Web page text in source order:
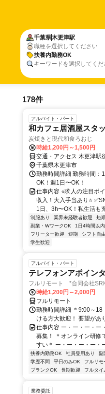
千葉県木更津駅
職種を選択してください
扶養内勤務OK
キーワードを選択してくだ
178件
アルバイト・パート
和カフェ居酒屋スタ
炭焼きと現代和食ろおじ
時給1,200円～1,500円
交通・アクセス 木更津駅
千葉県木更津市
勤務時間詳細 勤務時間：
OK！週1日〜OK！
仕事内容 ⭐求人の注目ポ
収入！大入手当あり⭐
1日、3h〜OK！私生活も
制服あり 業界未経験者歓迎 短
副業・WワークOK
1日4時間以
フリーター歓迎
短期 シフト自由
学生歓迎
アルバイト・パート
テレフォンアポイン
フルリモート *合同会社
時給1,200円～2,000円
フルリモート
勤務時間詳細 ＊9:00～18
ける方大歓迎！ 要望があ
仕事内容 ー・ー・ー・ー
募集！ ＊オンライン研修
すい＊ ー・ー・ー・ー・
扶養内勤務OK 社員登用あり 副
学歴不問
平日のみOK フルリモ
ブランクOK
長期歓迎 フルタイ
業務委託